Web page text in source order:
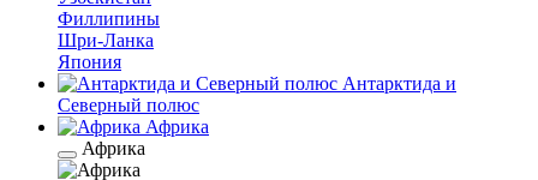
Филлипины
Шри-Ланка
Япония
Антарктида и
Северный полюс
Африка
Африка